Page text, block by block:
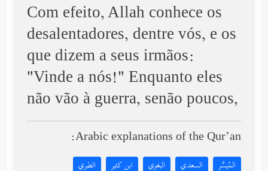
Com efeito, Allah conhece os
desalentadores, dentre vós, e os
que dizem a seus irmãos:
"Vinde a nós!" Enquanto eles
não vão à guerra, senão poucos,
Arabic explanations of the Qur’an:
المُيسَّر السعدي البغوي ابن كثير الطبري